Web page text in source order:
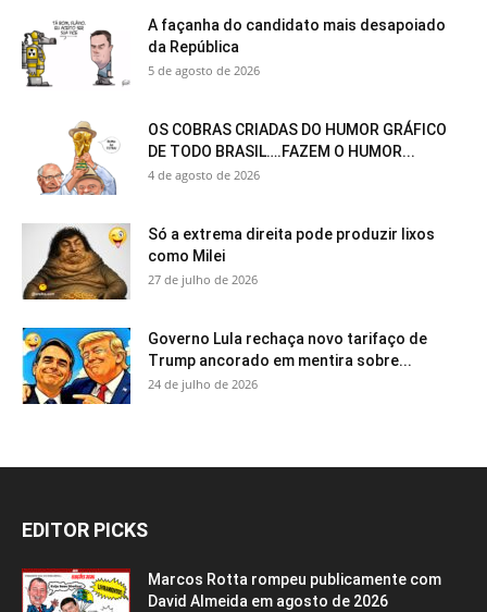
A façanha do candidato mais desapoiado
da República
5 de agosto de 2026
OS COBRAS CRIADAS DO HUMOR GRÁFICO
DE TODO BRASIL….FAZEM O HUMOR...
4 de agosto de 2026
Só a extrema direita pode produzir lixos
como Milei
27 de julho de 2026
Governo Lula rechaça novo tarifaço de
Trump ancorado em mentira sobre...
24 de julho de 2026
EDITOR PICKS
Marcos Rotta rompeu publicamente com
David Almeida em agosto de 2026